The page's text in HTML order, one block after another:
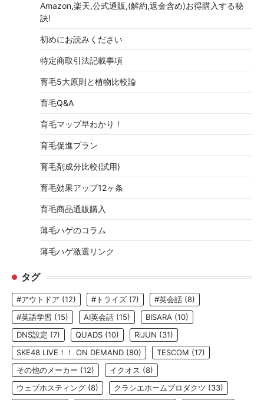
Amazon,楽天,公式通販,(解約,返金含め)お得購入する秘
訣!
初めにお読みください
特定商取引法記載事項
育毛5大原則と植物比較論
育毛Q&A
育毛マップ早わかり！
育毛促進プラン
育毛剤成分比較(試用)
育毛効果アップ12ヶ条
育毛商品通販購入
薄毛ハゲのコラム
薄毛ハゲ激選リンク
タグ
#アウトドア (12) #トライズ (7) #英会話 (8)
#英語学習 (15) AI英会話 (15) BISARA (10)
DNS設定 (7) QUADS (10) RiJUN (31)
SKE48 LIVE！！ ON DEMAND (80) TESCOM (17)
その他のメーカー (12) イクオス (8)
ウェブホスティング (8) クラシエホームプロダクツ (33)